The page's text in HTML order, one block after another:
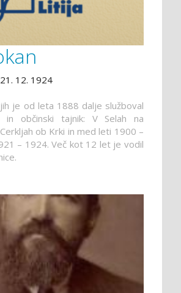
12. 1924
je od leta 1888 dalje služboval
in občinski tajnik: V Selah na
ob Krki in med leti 1900 –
– 1924. Več kot 12 let je vodil